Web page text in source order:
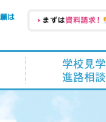
学校見学
進路相談